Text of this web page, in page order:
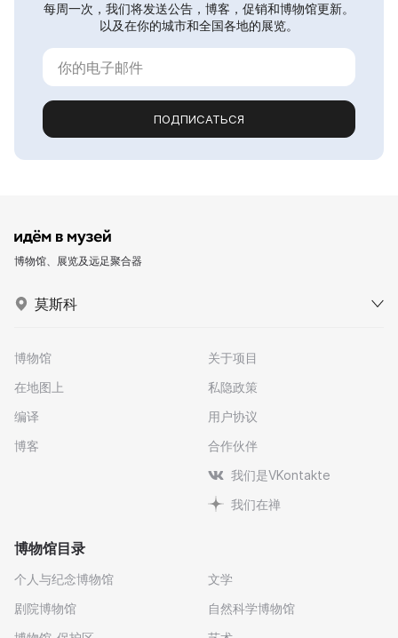
每周一次，我们将发送公告，博客，促销和博物馆更新。
以及在你的城市和全国各地的展览。
ПОДПИСАТЬСЯ
博物馆、展览及远足聚合器
莫斯科
博物馆
在地图上
编译
博客
关于项目
私隐政策
用户协议
合作伙伴
我们是VKontakte
我们在禅
博物馆目录
个人与纪念博物馆
剧院博物馆
文学
自然科学博物馆